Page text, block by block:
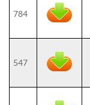
784
547